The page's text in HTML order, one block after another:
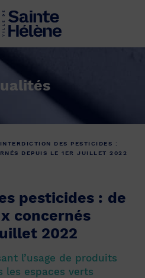
INTERDICTION DES PESTICIDES :
DEPUIS LE 1ER JUILLET 2022
pesticides : de
concernés
2022
l’usage de produits
les espaces verts